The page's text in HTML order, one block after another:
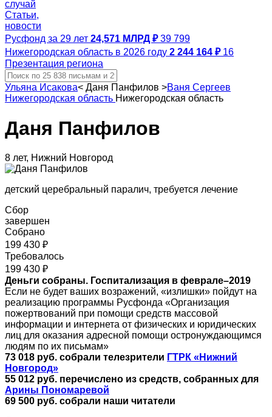
случай
Статьи,
новости
Русфонд за 29 лет 24,571 МЛРД ₽ 39 799
Нижегородская область в 2026 году 2 244 164 ₽ 16
Презентация региона
Ульяна Исакова< Даня Панфилов >Ваня Сергеев
Нижегородская область Нижегородская область
Даня Панфилов
8 лет, Нижний Новгород
детский церебральный паралич, требуется лечение
Сбор
завершен
Собрано
199 430 ₽
Требовалось
199 430 ₽
Деньги собраны. Госпитализация в феврале–2019
Если не будет ваших возражений, «излишки» пойдут на
реализацию программы Русфонда «Организация
пожертвований при помощи средств массовой
информации и интернета от физических и юридических
лиц для оказания адресной помощи остронуждающимся
людям по их письмам»
73 018 руб. собрали телезрители ГТРК «Нижний
Новгород»
55 012 руб. перечислено из средств, собранных для
Арины Пономаревой
69 500 руб. собрали наши читатели